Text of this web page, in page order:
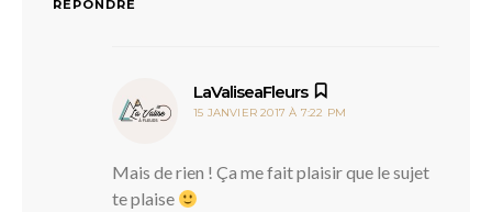
RÉPONDRE
LaValiseaFleurs dit :
15 JANVIER 2017 À 7:22 PM
Mais de rien ! Ça me fait plaisir que le sujet
te plaise